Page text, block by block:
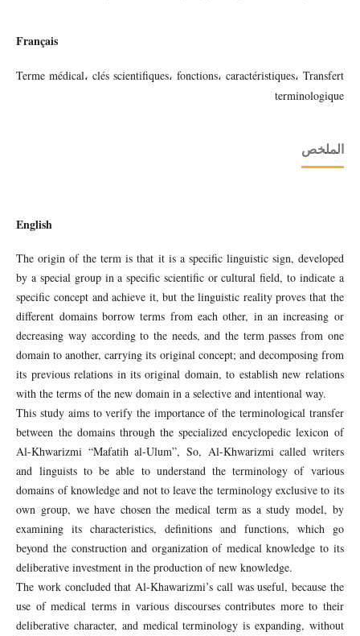
Français
Terme médical، clés scientifiques، fonctions، caractéristiques، Transfert
terminologique
الملخص
English
The origin of the term is that it is a specific linguistic sign, developed
by a special group in a specific scientific or cultural field, to indicate a
specific concept and achieve it, but the linguistic reality proves that the
different domains borrow terms from each other, in an increasing or
decreasing way according to the needs, and the term passes from one
domain to another, carrying its original concept; and decomposing from
its previous relations in its original domain, to establish new relations
with the terms of the new domain in a selective and intentional way.
This study aims to verify the importance of the terminological transfer
between the domains through the specialized encyclopedic lexicon of
Al-Khwarizmi “Mafatih al-Ulum”, So, Al-Khwarizmi called writers
and linguists to be able to understand the terminology of various
domains of knowledge and not to leave the terminology exclusive to its
own group, we have chosen the medical term as a study model, by
examining its characteristics, definitions and functions, which go
beyond the construction and organization of medical knowledge to its
deliberative investment in the production of new knowledge.
The work concluded that Al-Khawarizmi’s call was useful, because the
use of medical terms in various discourses contributes more to their
deliberative character, and medical terminology is expanding, without